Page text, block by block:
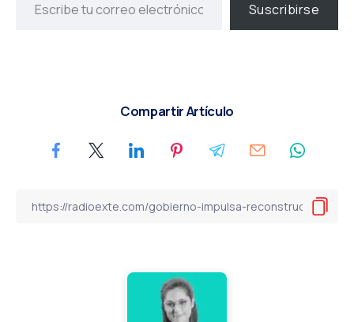
Suscribirse
Compartir Artículo